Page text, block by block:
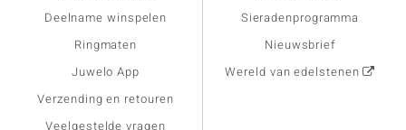
Deelname winspelen
Ringmaten
Juwelo App
Verzending en retouren
Veelgestelde vragen
Sieradenprogramma
Nieuwsbrief
Wereld van edelstenen